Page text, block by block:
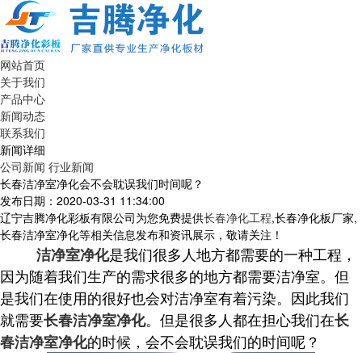
网站首页
关于我们
产品中心
新闻动态
联系我们
新闻详细
公司新闻 行业新闻
长春洁净室净化会不会耽误我们时间呢？
发布日期：2020-03-31 11:34:00
辽宁吉腾净化彩板有限公司为您免费提供长春净化工程,长春净化板厂家,
长春洁净室净化等相关信息发布和资讯展示，敬请关注！
洁净室净化是我们很多人地方都需要的一种工程，
因为随着我们生产的需求很多的地方都需要洁净室。但
是我们在使用的很好也会对洁净室有着污染。因此我们
就需要长春洁净室净化。但是很多人都在担心我们在长
春洁净室净化的时候，会不会耽误我们的时间呢？